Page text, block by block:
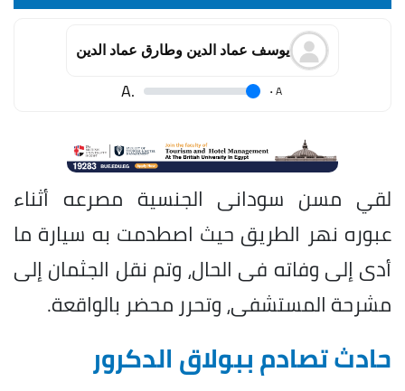
يوسف عماد الدين وطارق عماد الدين
A
.
.A
لقي مسن سودانى الجنسية مصرعه أثناء
عبوره نهر الطريق حيث اصطدمت به سيارة ما
أدى إلى وفاته فى الحال، وتم نقل الجثمان إلى
مشرحة المستشفى، وتحرر محضر بالواقعة.
حادث تصادم ببولاق الدكرور